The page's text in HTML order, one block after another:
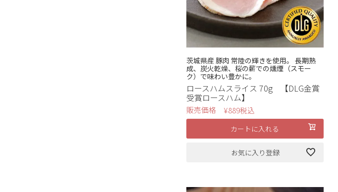
茨城県産 豚肉 常陸の輝きを使用。 長期熟
成、炭火乾燥、桜の薪での燻煙（スモー
ク）で味わい豊かに。
ロースハムスライス 70g 【DLG金賞
受賞ロースハム】
販売価格 ¥889税込
カートに入れる
お気に入り登録